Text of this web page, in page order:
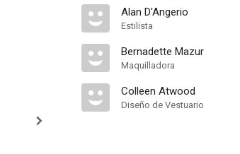
Alan D'Angerio
Estilista
Bernadette Mazur
Maquilladora
Colleen Atwood
Diseño de Vestuario